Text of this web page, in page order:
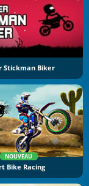
Stickman Biker
NOUVEAU
Bike Racing